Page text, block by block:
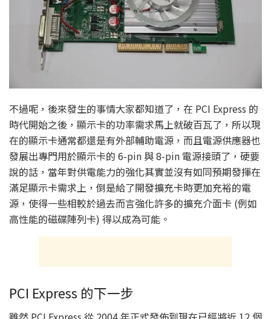
不過呢，後來發生的事情大家都知道了，在 PCI Express 的
時代開始之後，顯示卡的功率需求馬上就破百瓦了，所以現
在的顯示卡通常都還是有外部輔助電源，而且電源供應器也
發展出專門用於顯示卡的 6-pin 與 8-pin 電源接頭了，硬要
說的話，當年對供電能力的強化其實並沒有如同預期發揮在
滿足顯示卡需求上，倒是給了開發擴充卡時更加充裕的電
源，使得一些相較於過去而言強化許多的擴充介面卡 (例如
高性能的磁碟陣列卡) 得以成為可能。
PCI Express 的下一步